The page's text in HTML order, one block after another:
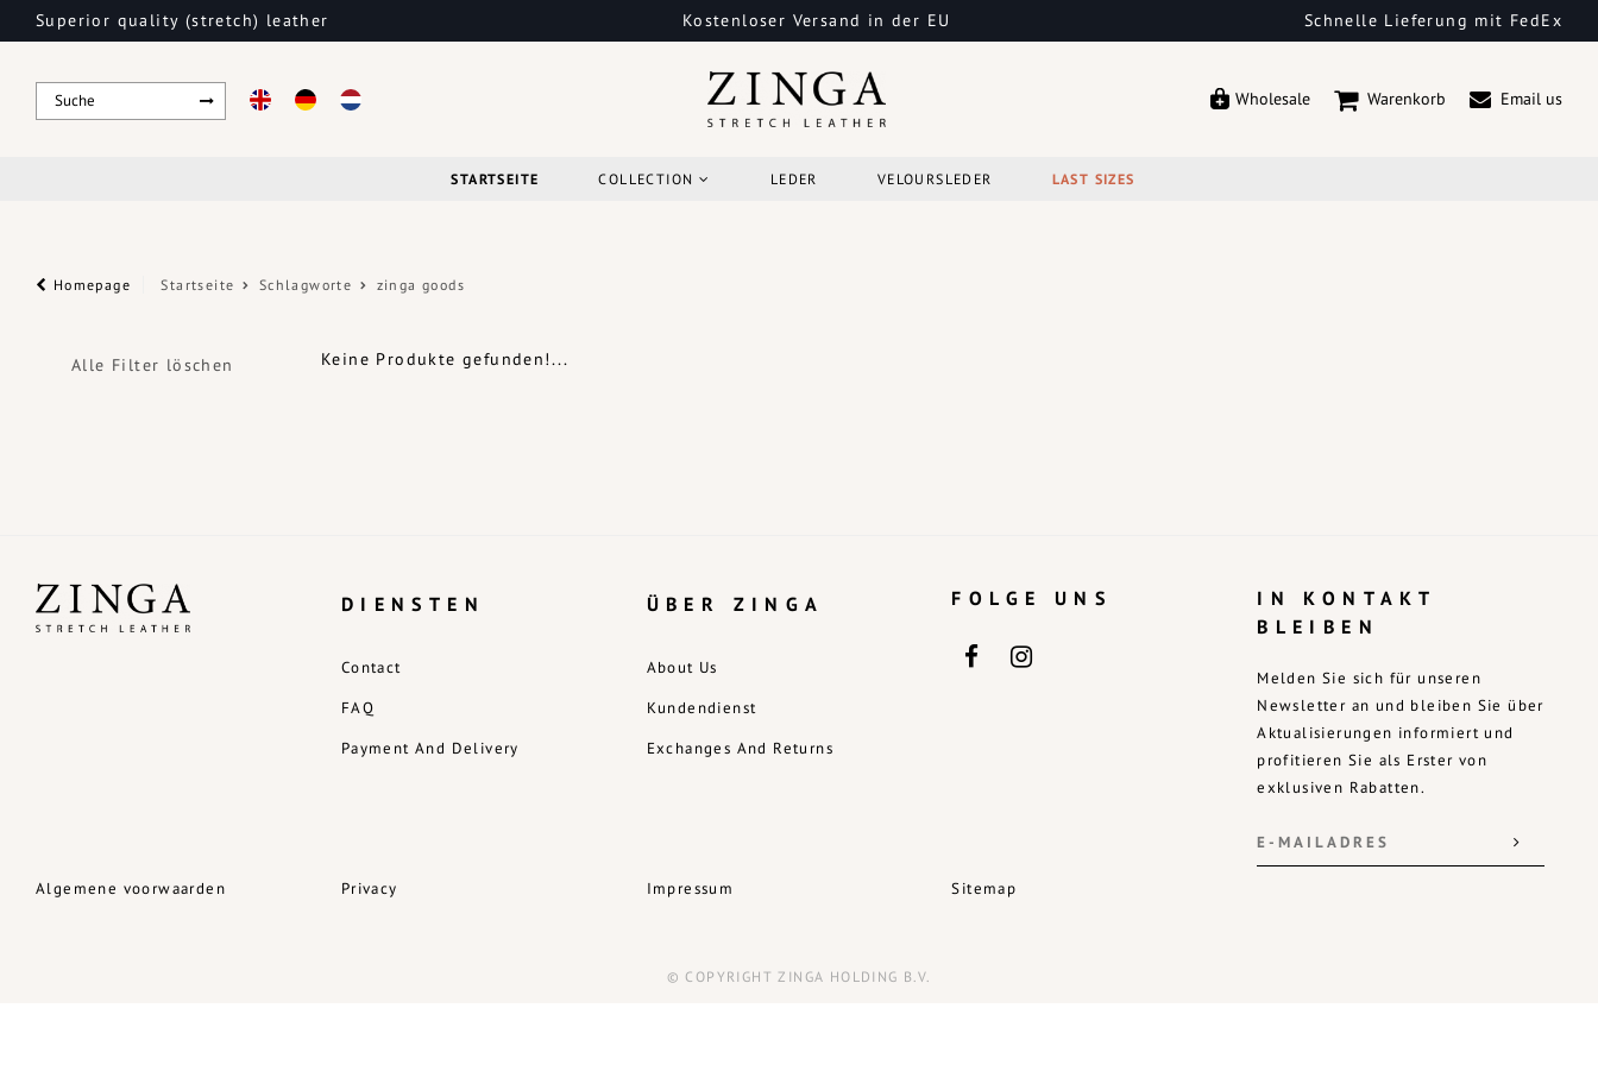
Superior quality (stretch) leather Kostenloser Versand in der EU Schnelle Lieferung mit FedEx
Wholesale Warenkorb Email us
STARTSEITE COLLECTION LEDER VELOURSLEDER LAST SIZES
Homepage Startseite Schlagworte zinga goods
Alle Filter löschen Keine Produkte gefunden!...
Algemene voorwaarden
DIENSTEN
Contact
FAQ
Payment And Delivery
Privacy
ÜBER ZINGA
About Us
Kundendienst
Exchanges And Returns
Impressum
FOLGE UNS
Sitemap
IN KONTAKT
BLEIBEN
Melden Sie sich für unseren
Newsletter an und bleiben Sie über
Aktualisierungen informiert und
profitieren Sie als Erster von
exklusiven Rabatten.
© COPYRIGHT ZINGA HOLDING B.V.